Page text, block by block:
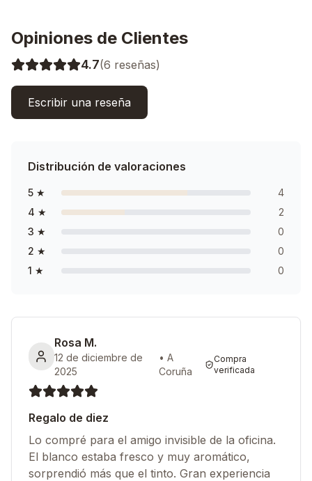
Opiniones de Clientes
4.7(6 reseñas)
Escribir una reseña
Distribución de valoraciones
5 ★
4
4 ★
2
3 ★
0
2 ★
0
1 ★ 0
Rosa M.
12 de diciembre de
2025
• A
Coruña
Compra
verificada
Regalo de diez
Lo compré para el amigo invisible de la oficina.
El blanco estaba fresco y muy aromático,
sorprendió más que el tinto. Gran experiencia